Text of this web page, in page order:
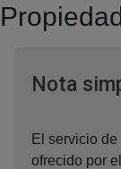
Nota
El servicio
ofrecido por el